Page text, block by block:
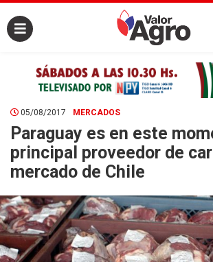
05/08/2017 MERCADOS
Paraguay es en este
principal proveedor de
mercado de Chile